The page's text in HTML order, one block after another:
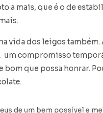
a mais, que é o de
vida dos leigos
um compromisso
que possa honrar.
de um bem possível e